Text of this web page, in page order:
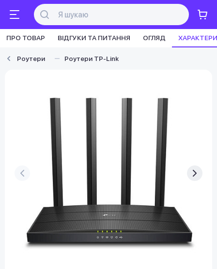
ПРО ТОВАР ВІДГУКИ ТА ПИТАННЯ ОГЛЯД
Роутери Роутери TP-Link